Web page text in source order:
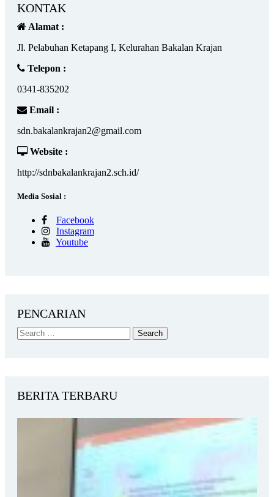
KONTAK
Alamat :
Jl. Pelabuhan Ketapang I, Kelurahan Bakalan Krajan
Telepon :
0341-835202
Email :
sdn.bakalankrajan2@gmail.com
Website :
http://sdnbakalankrajan2.sch.id/
Media Sosial :
Facebook
Instagram
Youtube
PENCARIAN
BERITA TERBARU